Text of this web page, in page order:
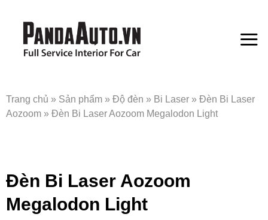
Trang chủ » Sản phẩm » Độ đèn » Bi Laser » Đèn Bi Laser
Aozoom » Đèn Bi Laser Aozoom Megalodon Light
Đèn Bi Laser Aozoom
Megalodon Light